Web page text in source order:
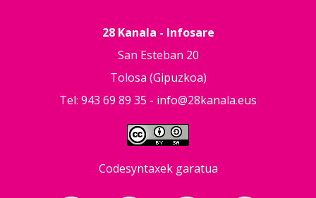
28 Kanala - Infosare
San Esteban 20
Tolosa (Gipuzkoa)
Tel: 943 69 89 35 - info@28kanala.eus
Codesyntaxek garatua